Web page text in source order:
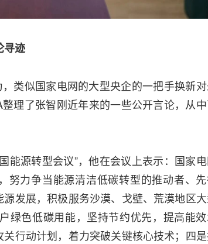
寻迹
类似国家电网的大型央企的一把手换新
理了张智刚近年来的一些公开言论，从
能源转型会议”，他在会议上表示：国家
努力争当能源清洁低碳转型的推动者、
发展，积极服务沙漠、戈壁、荒漠地区
绿色低碳用能，坚持节约优先，提高能
行动计划，着力突破关键核心技术；四